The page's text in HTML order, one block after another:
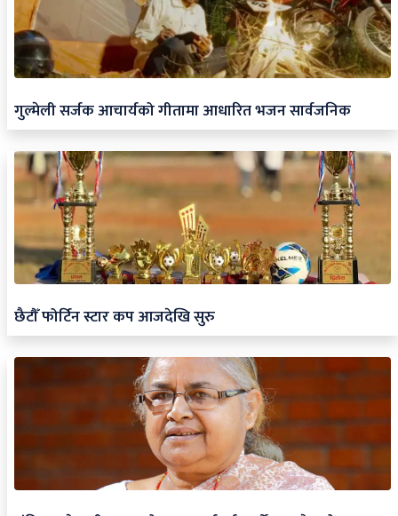
गुल्मेली सर्जक आचार्यको गीतामा आधारित भजन सार्वजनिक
छैटौँ फोर्टिन स्टार कप आजदेखि सुरु